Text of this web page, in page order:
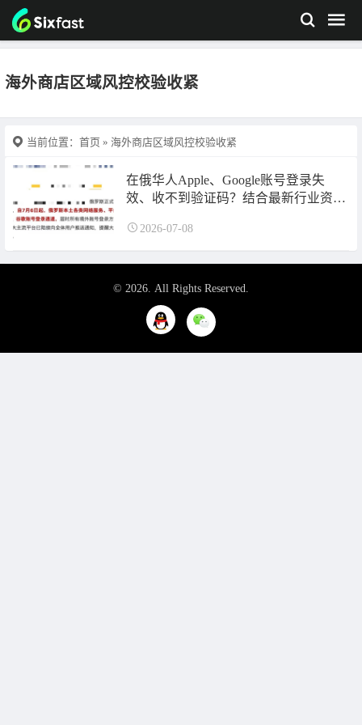
海外商店区域风控校验收紧
当前位置： 首页 » 海外商店区域风控校验收紧
在俄华人Apple、Google账号登录失
效、收不到验证码？结合最新行业资讯
2026-07-08
© 2026. All Rights Reserved.